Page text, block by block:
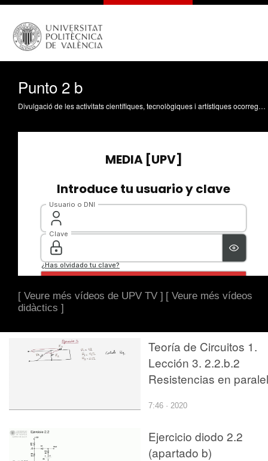
Punto 2 b
Divulgació de les activitats científiques, tecnològiques i artístiques ocorregudes en els tres campus de la UPV
[ Veure més vídeos de UPV TV ] [ Veure més vídeos
didàctics ]
Teoría de Circuitos 1.
Lección 3. 2.2.b.2
Resistencias en
7:46 · 2020
Ejercicio diodo 2.2
(apartado b)